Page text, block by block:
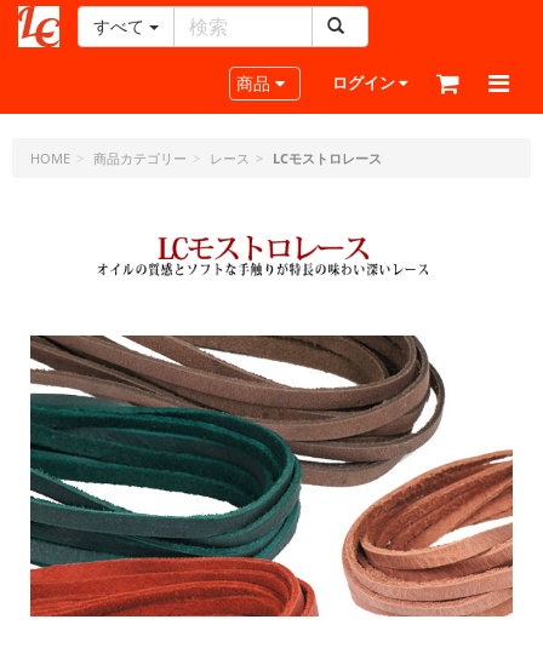
ー
ラ
ェ
ー
ピ
ー
すべて
Toggle navigation
商品 ログイン
HOME 商品カテゴリー レース LCモストロレース